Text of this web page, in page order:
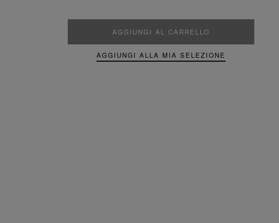
AGGIUNGI AL CARRELLO
AGGIUNGI ALLA MIA SELEZIONE